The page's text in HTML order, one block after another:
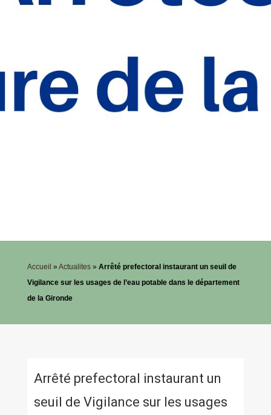
Accueil » Actualites» Arrêté prefectoral instaurant un seuil de
Vigilance sur les usages de l’eau potable dans le département
de la Gironde
Arrêté prefectoral instaurant un
seuil de Vigilance sur les usages